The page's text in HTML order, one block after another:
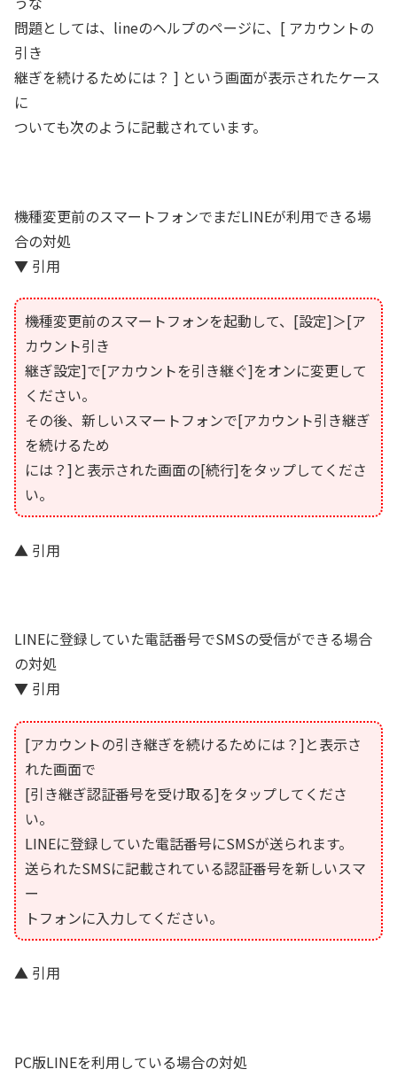
問題としては、lineのヘルプのページに、[ アカウントの
引き
継ぎを続けるためには？ ] という画面が表示されたケース
に
ついても次のように記載されています。
機種変更前のスマートフォンでまだLINEが利用できる場
合の対処
▼ 引用
機種変更前のスマートフォンを起動して、[設定]＞[ア
カウント引き
継ぎ設定]で[アカウントを引き継ぐ]をオンに変更して
ください。
その後、新しいスマートフォンで[アカウント引き継ぎ
を続けるため
には？]と表示された画面の[続行]をタップしてくださ
い。
▲ 引用
LINEに登録していた電話番号でSMSの受信ができる場合
の対処
▼ 引用
[アカウントの引き継ぎを続けるためには？]と表示さ
れた画面で
[引き継ぎ認証番号を受け取る]をタップしてくださ
い。
LINEに登録していた電話番号にSMSが送られます。
送られたSMSに記載されている認証番号を新しいスマ
ー
トフォンに入力してください。
▲ 引用
PC版LINEを利用している場合の対処